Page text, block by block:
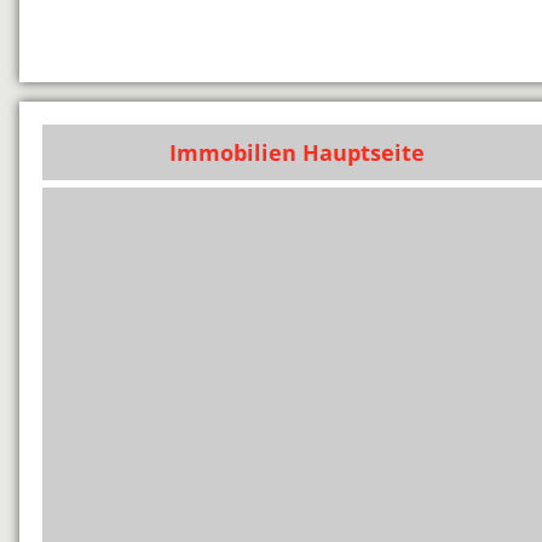
Immobilien Hauptseite